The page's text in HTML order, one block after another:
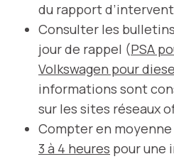
du rapport
Consulter les
jour de rappel (PSA
Volkswagen pour
informations sont
sur les sites réseaux
Compter en
3 à 4 heures pour une